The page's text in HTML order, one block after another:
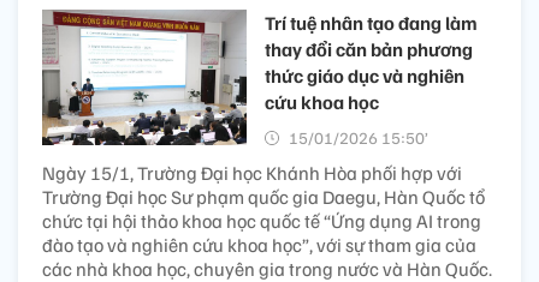
Trí tuệ nhân tạo đang làm
thay đổi căn bản phương
thức giáo dục và nghiên
cứu khoa học
15/01/2026 15:50’
Ngày 15/1, Trường Đại học Khánh Hòa phối hợp với
Trường Đại học Sư phạm quốc gia Daegu, Hàn Quốc tổ
chức tại hội thảo khoa học quốc tế “Ứng dụng AI trong
đào tạo và nghiên cứu khoa học”, với sự tham gia của
các nhà khoa học, chuyên gia trong nước và Hàn Quốc.